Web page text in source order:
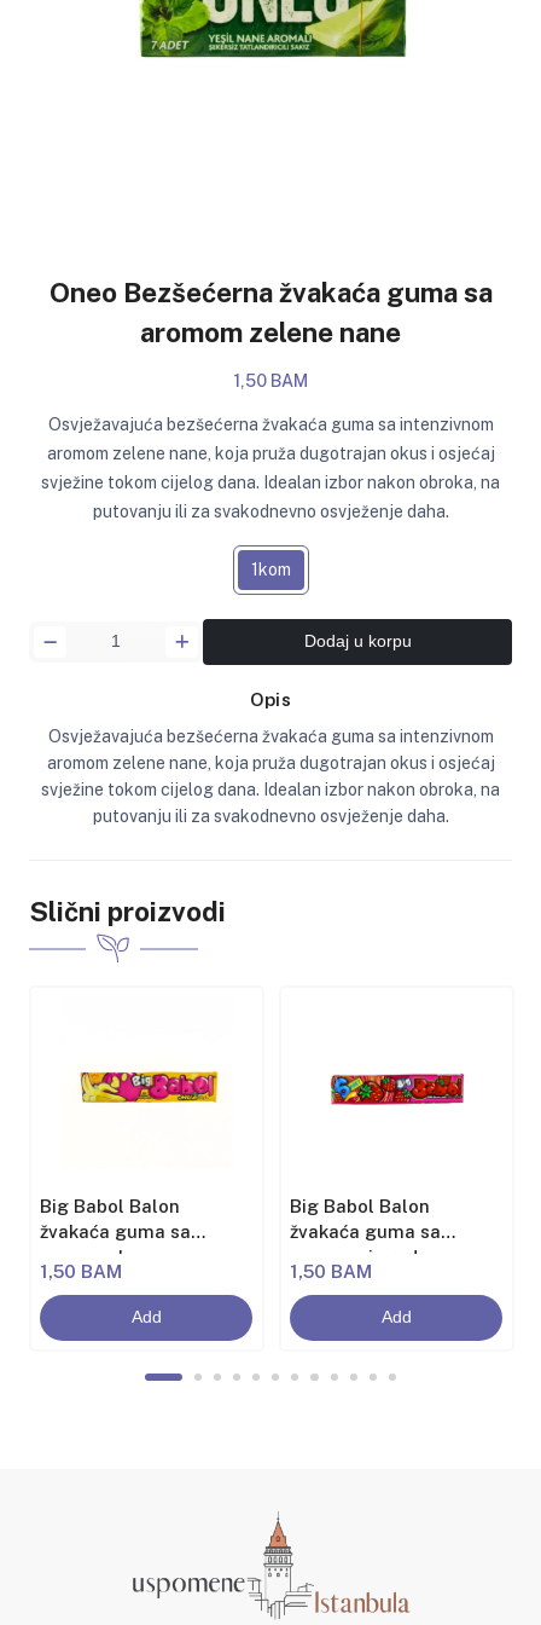
Oneo Bezšećerna žvakaća guma sa
aromom zelene nane
1,50 BAM
Osvježavajuća bezšećerna žvakaća guma sa intenzivnom
aromom zelene nane, koja pruža dugotrajan okus i osjećaj
svježine tokom cijelog dana. Idealan izbor nakon obroka, na
putovanju ili za svakodnevno osvježenje daha.
1kom
Dodaj u korpu
Opis
Osvježavajuća bezšećerna žvakaća guma sa intenzivnom
aromom zelene nane, koja pruža dugotrajan okus i osjećaj
svježine tokom cijelog dana. Idealan izbor nakon obroka, na
putovanju ili za svakodnevno osvježenje daha.
Slični proizvodi
Big Babol Balon
žvakaća guma sa
aromom banane
1,50 BAM
Add
Big Babol Balon
žvakaća guma sa
aromom jagode
1,50 BAM
Add